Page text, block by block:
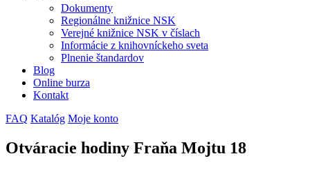
Dokumenty
Regionálne knižnice NSK
Verejné knižnice NSK v číslach
Informácie z knihovníckeho sveta
Plnenie štandardov
Blog
Online burza
Kontakt
FAQ Katalóg Moje konto
Otváracie hodiny Fraňa Mojtu 18